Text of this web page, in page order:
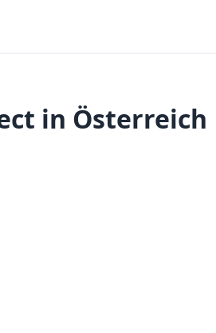
in Österreich